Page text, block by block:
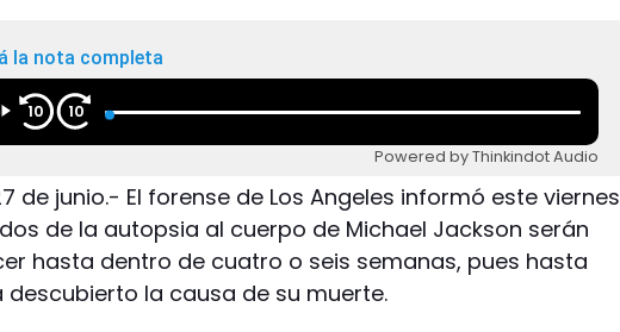
la nota completa
10 10
Powered by Thinkindot Audio
de junio.- El forense de Los Angeles informó este viernes
de la autopsia al cuerpo de Michael Jackson serán
hasta dentro de cuatro o seis semanas, pues hasta
descubierto la causa de su muerte.